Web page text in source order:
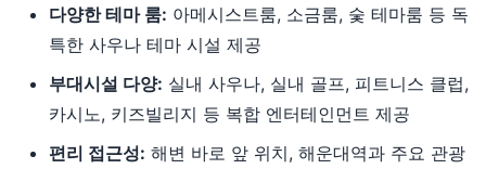
다양한 테마 룸: 아메시스트룸, 소금룸, 숯 테마룸 등 독
특한 사우나 테마 시설 제공
부대시설 다양: 실내 사우나, 실내 골프, 피트니스 클럽,
카시노, 키즈빌리지 등 복합 엔터테인먼트 제공
편리 접근성: 해변 바로 앞 위치, 해운대역과 주요 관광